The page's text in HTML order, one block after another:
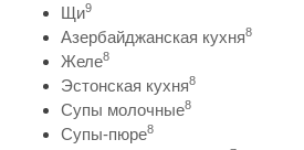
Щи9
Азербайджанская кухня8
Желе8
Эстонская кухня8
Супы молочные8
Супы-пюре8